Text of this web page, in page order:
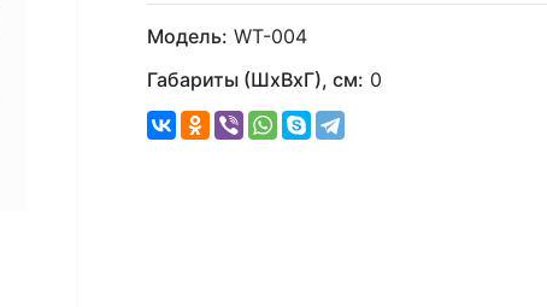
Модель: WT-004
Габариты (ШхВхГ), см: 0